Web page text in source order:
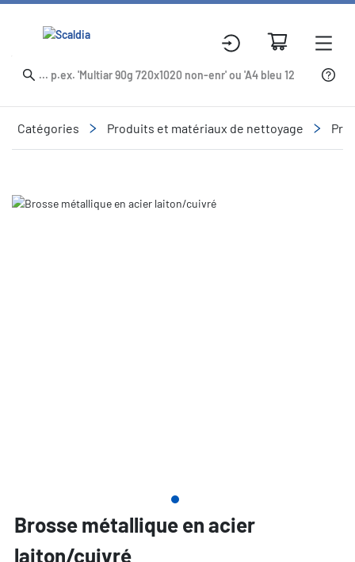
Catégories Produits et matériaux de nettoyage
Slide 1 of 1
Brosse métallique en acier
laiton/cuivré